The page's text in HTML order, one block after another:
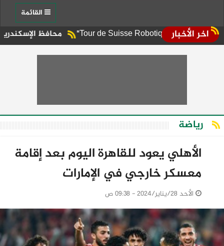
اخر الأخبار محافظ الإسكندرية يوجه برفع
رياضة
الأهلي يعود للقاهرة اليوم بعد إقامة
معسكر خارجي في الإمارات
الأحد 28/يناير/2024 - 09:38 ص